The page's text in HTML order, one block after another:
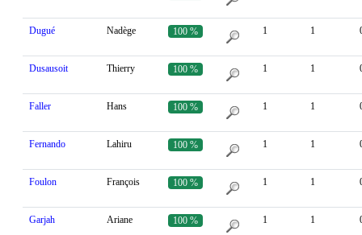
Dugué Nadège 100 % 1 1
Dusausoit Thierry 100 % 1 1
Faller Hans 100 % 1 1
Fernando Lahiru 100 % 1 1
Foulon François 100 % 1 1
Garjah Ariane 100 % 1 1